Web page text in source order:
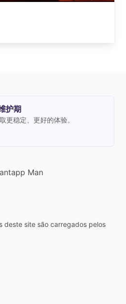
护期
更稳定、更好的体验。
Man
deste site são carregados pelos